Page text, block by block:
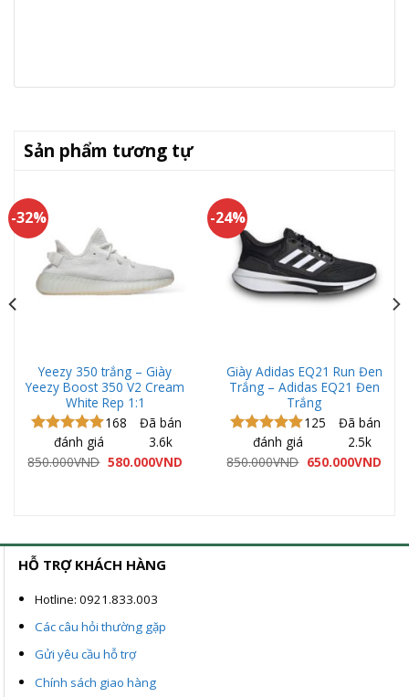
Sản phẩm tương tự
-32%
Yeezy 350 trắng – Giày
Yeezy Boost 350 V2 Cream
White Rep 1:1
Được xếp
hạng5.00
168
đánh giá
Đã bán
3.6k
850.000VND Giá
gốc
580.000VNDGiá
-24%
Giày Adidas EQ21 Run Đen
Trắng – Adidas EQ21 Đen
Trắng
Được xếp
hạng5.00
125
đánh giá
Đã bán
2.5k
850.000VND Giá
gốc
650.000VNDGiá
HỖ TRỢ KHÁCH HÀNG
Hotline: 0921.833.003
Các câu hỏi thường gặp
Gửi yêu cầu hỗ trợ
Chính sách giao hàng